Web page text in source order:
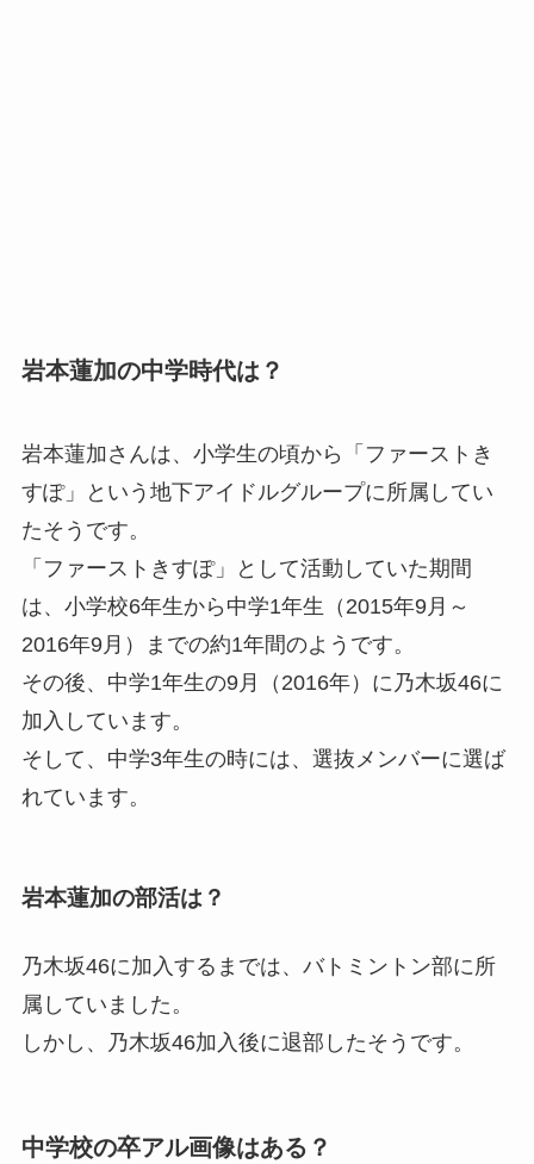
岩本蓮加の中学時代は？
岩本蓮加さんは、小学生の頃から「ファーストき
すぽ」という地下アイドルグループに所属してい
たそうです。
「ファーストきすぽ」として活動していた期間
は、小学校6年生から中学1年生（2015年9月～
2016年9月）までの約1年間のようです。
その後、中学1年生の9月（2016年）に乃木坂46に
加入しています。
そして、中学3年生の時には、選抜メンバーに選ば
れています。
岩本蓮加の部活は？
乃木坂46に加入するまでは、バトミントン部に所
属していました。
しかし、乃木坂46加入後に退部したそうです。
中学校の卒アル画像はある？